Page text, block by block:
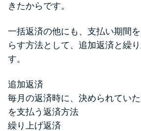
きたからです。
一括返済の他にも、支払い期間
らす方法として、追加返済と繰
す。
追加返済
毎月の返済時に、決められてい
を支払う返済方法
繰り上げ返済